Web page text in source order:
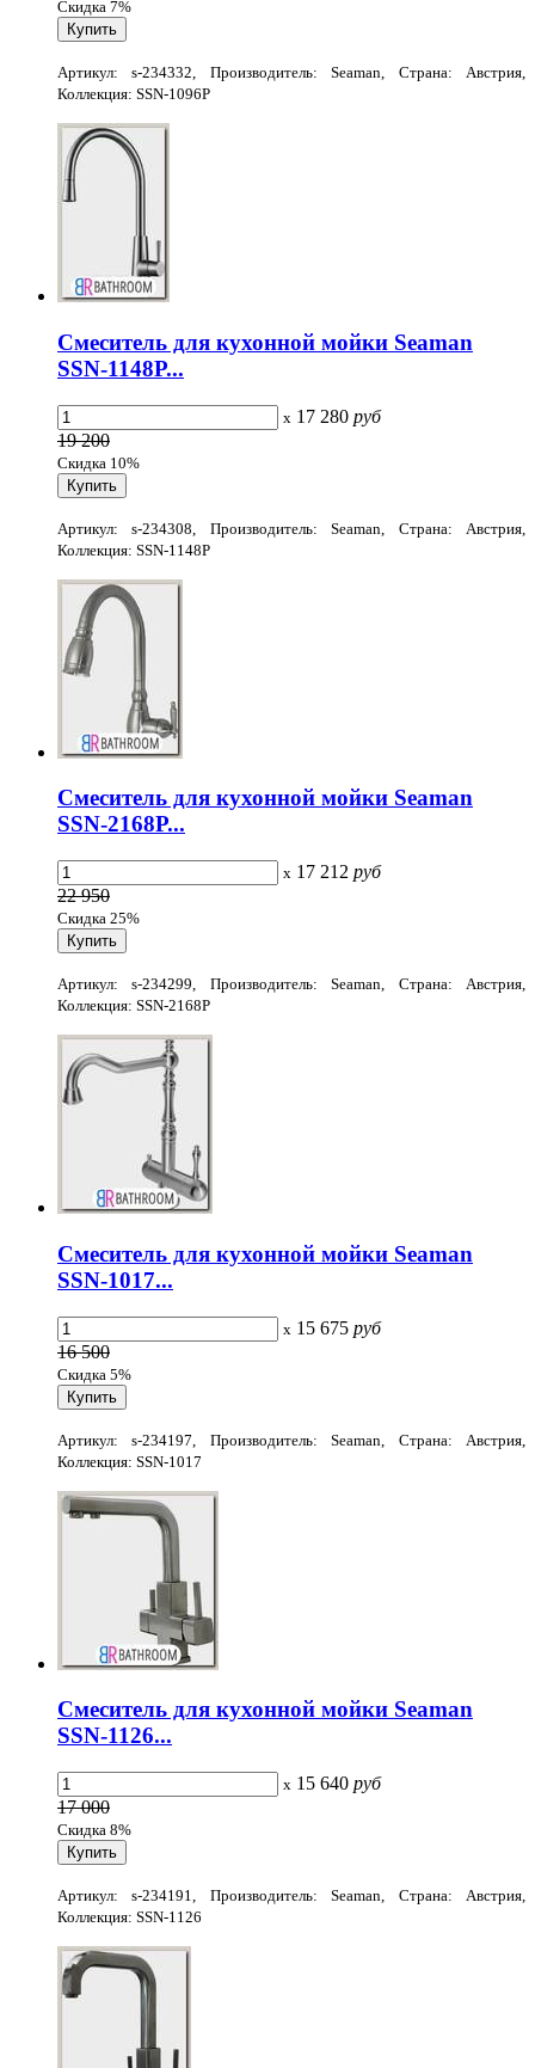
Скидка 7%
Артикул: s-234332, Производитель: Seaman, Страна: Австрия,
Коллекция: SSN-1096P
Смеситель для кухонной мойки Seaman
SSN-1148P...
x 17 280 руб
19 200
Скидка 10%
Артикул: s-234308, Производитель: Seaman, Страна: Австрия,
Коллекция: SSN-1148P
Смеситель для кухонной мойки Seaman
SSN-2168P...
x 17 212 руб
22 950
Скидка 25%
Артикул: s-234299, Производитель: Seaman, Страна: Австрия,
Коллекция: SSN-2168P
Смеситель для кухонной мойки Seaman
SSN-1017...
x 15 675 руб
16 500
Скидка 5%
Артикул: s-234197, Производитель: Seaman, Страна: Австрия,
Коллекция: SSN-1017
Смеситель для кухонной мойки Seaman
SSN-1126...
x 15 640 руб
17 000
Скидка 8%
Артикул: s-234191, Производитель: Seaman, Страна: Австрия,
Коллекция: SSN-1126